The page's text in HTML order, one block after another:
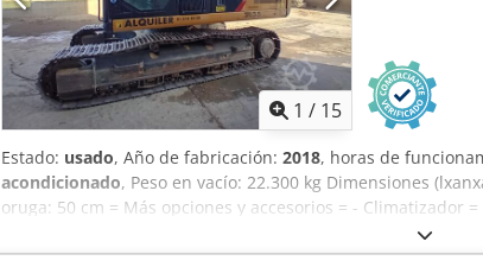
1 / 15
Estado: usado, Año de fabricación: 2018, horas de
acondicionado, Peso en vacío: 22.300 kg Dimensiones
oruga: 50 cm = Más opciones y accesorios = - Climatizador
monte (Toledo) Excavadora de segunda mano de 23,5 tn.
diseñada para poder trabajar cerca de edificios y en